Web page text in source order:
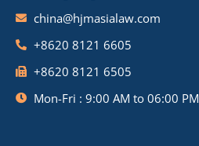
china@hjmasialaw.com
+8620 8121 6605
+8620 8121 6505
Mon-Fri : 9:00 AM to 06:00 PM